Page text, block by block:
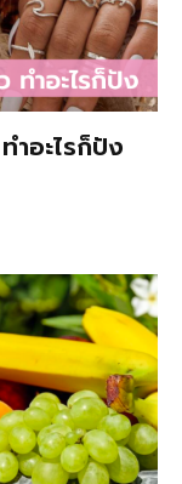
อะไรก็ปัง